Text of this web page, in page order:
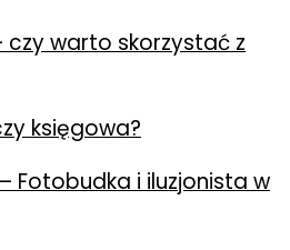
czy warto skorzystać z
księgowa?
Fotobudka i iluzjonista w